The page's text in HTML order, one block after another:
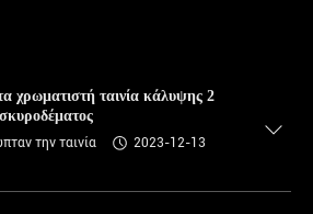
χρωματιστή ταινία κάλυψης 2
την ταινία
2023-12-13